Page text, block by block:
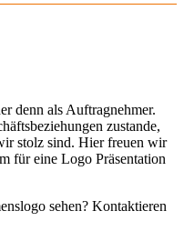
denn als Auftragnehmer.
zustande,
stolz sind. Hier freuen wir
für eine Logo Präsentation
sehen? Kontaktieren